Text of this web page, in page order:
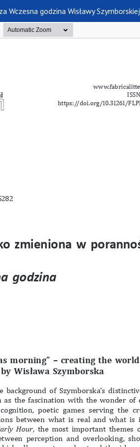
Wczesna godzina Wisławy Szymborskiej